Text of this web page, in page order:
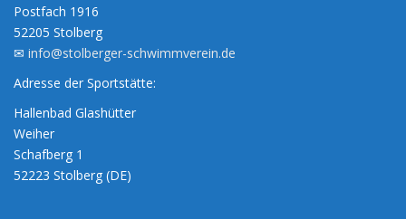
Postfach 1916
52205 Stolberg
✉ info@stolberger-schwimmverein.de
Adresse der Sportstätte:
Hallenbad Glashütter
Weiher
Schafberg 1
52223 Stolberg (DE)